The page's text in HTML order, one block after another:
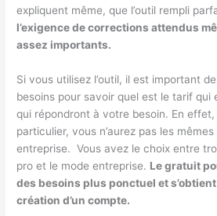
expliquent même, que l’outil rempli
l’exigence de corrections attendus
assez importants.
Si vous utilisez l’outil, il est important
besoins pour savoir quel est le tarif qui
qui répondront à votre besoin. En
particulier, vous n’aurez pas les mêmes
entreprise. Vous avez le choix entre
pro et le mode entreprise. Le gratuit
des besoins plus ponctuel et
création d’un compte.